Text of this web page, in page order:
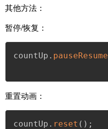
其他方法 ：
暂停/恢复：
countUp . pauseResume
重置动画：
countUp . reset ( ) ;